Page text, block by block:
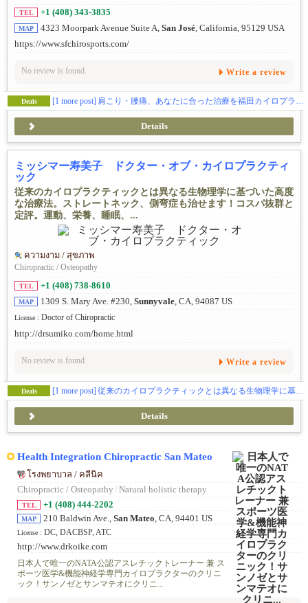
TEL +1 (408) 343-3835
MAP 4323 Moorpark Avenue Suite A, San José, California, 95129 USA
https://www.sfchirosports.com/
No review is found. Write a review
Deals [1 more post] 肩こり・腰痛、あなたに合った治療を福田カイロプラクティックで！
Details
ミッシマー寿美子 ドクター・オブ・カイロプラクティ
ック
従来のカイロプラクティックとは異なる生物理学に基づいた高度
な治療法。ストレートネック、側弯症も治せます！コスパ抜群と
定評。運動、栄養、睡眠、...
ความงาม / สุขภาพ
Chiropractic / Osteopathy
TEL +1 (408) 738-8610
MAP 1309 S. Mary Ave. #230, Sunnyvale, CA, 94087 US
License : Doctor of Chiropractic
http://drsumiko.com/home.html
No review is found. Write a review
Deals [1 more post] 従来のカイロプラクティックとは異なる生物理学に基づいた高度な治療法。ストレートネック、側弯症もも治せます！ コスパ抜群と定評。
Details
Health Integration Chiropractic San Mateo
โรงพยาบาล / คลีนิค
Chiropractic / Osteopathy / Natural holistic therapy
TEL +1 (408) 444-2202
MAP 210 Baldwin Ave., San Mateo , CA, 94401 US
License : DC, DACBSP, ATC
http://www.drkoike.com
日本人で唯一のNATA公認アスレチックトレーナー 兼 ス
ポーツ医学&機能神経学専門カイロプラクターのクリニ
ック！サンノゼとサンマテオにクリニ...